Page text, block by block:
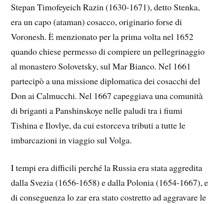
Stepan Timofeyeich Razin (1630-1671), detto Stenka,
era un capo (ataman) cosacco, originario forse di
Voronesh. È menzionato per la prima volta nel 1652
quando chiese permesso di compiere un pellegrinaggio
al monastero Solovetsky, sul Mar Bianco. Nel 1661
partecipò a una missione diplomatica dei cosacchi del
Don ai Calmucchi. Nel 1667 capeggiava una comunità
di briganti a Panshinskoye nelle paludi tra i fiumi
Tishina e Ilovlye, da cui estorceva tributi a tutte le
imbarcazioni in viaggio sul Volga.
I tempi era difficili perché la Russia era stata aggredita
dalla Svezia (1656-1658) e dalla Polonia (1654-1667), e
di conseguenza lo zar era stato costretto ad aggravare le